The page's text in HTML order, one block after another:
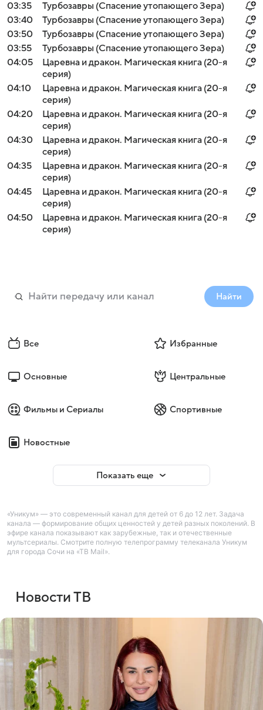
03:35
Турбозавры (Спасение утопающего Зера)
03:40
Турбозавры (Спасение утопающего Зера)
03:50
Турбозавры (Спасение утопающего Зера)
03:55
Турбозавры (Спасение утопающего Зера)
04:05
Царевна и дракон. Магическая книга (20-я
серия)
04:10
Царевна и дракон. Магическая книга (20-я
серия)
04:20
Царевна и дракон. Магическая книга (20-я
серия)
04:30
Царевна и дракон. Магическая книга (20-я
серия)
04:35
Царевна и дракон. Магическая книга (20-я
серия)
04:45
Царевна и дракон. Магическая книга (20-я
серия)
04:50
Царевна и дракон. Магическая книга (20-я
серия)
Найти
Все Избранные
Основные Центральные
Фильмы и Сериалы Спортивные
Новостные
Показать еще
«Уникум» — это современный канал для детей от 6 до 12 лет. Задача
канала — формирование общих ценностей у детей разных поколений. В
эфире канала показывают как зарубежные, так и отечественные
мультсериалы. Смотрите полную телепрограмму телеканала Уникум
для города Сочи на «ТВ Mail».
Новости ТВ